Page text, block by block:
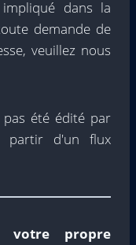
dans la
demande de
veuillez nous
été édité par
partir d'un flux
votre propre